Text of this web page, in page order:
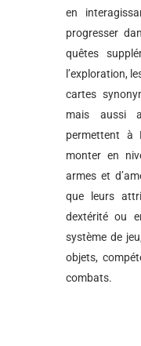
en
progresser
quêtes
l’exploration,
cartes
mais aussi
permettent à
monter en
armes et
que leurs
dextérité ou
système de
objets,
combats.